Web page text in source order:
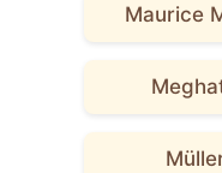
Maurice